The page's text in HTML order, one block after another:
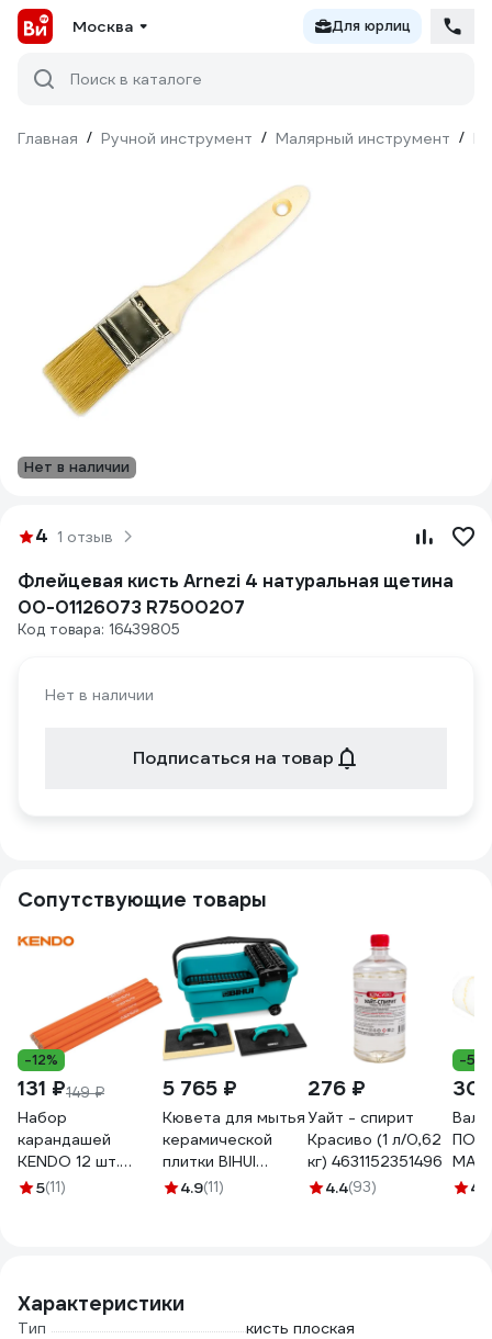
Москва Для юрлиц
Поиск в каталоге
Главная / Ручной инструмент / Малярный инструмент /
Нет в наличии
4 1 отзыв
Флейцевая кисть Arnezi 4 натуральная щетина
00-01126073 R7500207
Код товара: 16439805
Нет в наличии
Подписаться на товар
Сопутствующие товары
-12%
131 ₽149 ₽
Набор
карандашей
KENDO 12 шт.
45343
5(11)
5 765 ₽
Кювета для мытья
керамической
плитки BIHUI
TWS19
4.9(11)
276 ₽
Уайт - спирит
Красиво (1 л/0,62
кг) 4631152351496
4.4(93)
-5%
4.8
Характеристики
Тип
кисть плоская